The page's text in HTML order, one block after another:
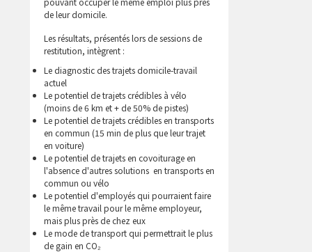
de leur domicile.
Les résultats, présentés lors de sessions de
restitution, intègrent :
Le diagnostic des trajets domicile-travail
actuel
Le potentiel de trajets crédibles à vélo
(moins de 6 km et + de 50% de pistes)
Le potentiel de trajets crédibles en transports
en commun (15 min de plus que leur trajet
en voiture)
Le potentiel de trajets en covoiturage en
l'absence d'autres solutions en transports en
commun ou vélo
Le potentiel d'employés qui pourraient faire
le même travail pour le même employeur,
mais plus près de chez eux
Le mode de transport qui permettrait le plus
de gain en CO₂